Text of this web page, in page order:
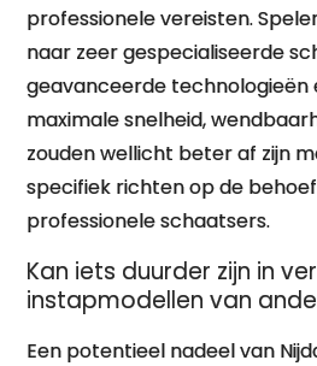
professionele vereisten.
naar zeer gespecialiseerde
geavanceerde
maximale snelheid,
zouden wellicht beter af zijn
specifiek richten op de
professionele schaatsers.
Kan iets duurder zijn in
instapmodellen van
Een potentieel nadeel van